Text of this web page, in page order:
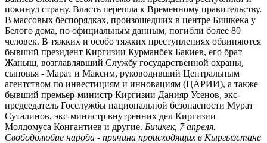
покинул страну. Власть перешла к Временному правительству.
В массовых беспорядках, произошедших в центре Бишкека у
Белого дома, по официальным данным, погибли более 80
человек. В тяжких и особо тяжких преступлениях обвиняются
бывший президент Киргизии Курманбек Бакиев, его брат
Жаныш, возглавлявший Службу государственной охраны,
сыновья - Марат и Максим, руководивший Центральным
агентством по инвестициям и инновациям (ЦАРИИ), а также
бывший премьер-министр Киргизии Данияр Усенов, экс-
председатель Госслужбы национальной безопасности Мурат
Суталинов, экс-министр внутренних дел Киргизии
Молдомуса Конгантиев и другие. Бишкек, 7 апреля.
Свободолюбие народа - причина происходящих в Кыргызстане